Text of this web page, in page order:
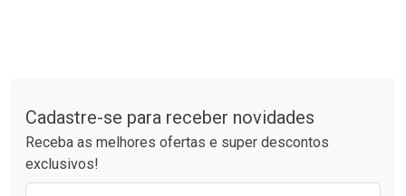
Cadastre-se para receber novidades
Receba as melhores ofertas e super descontos
exclusivos!